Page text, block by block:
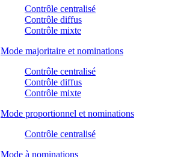
Contrôle centralisé
Contrôle diffus
Contrôle mixte
Mode majoritaire et nominations
Contrôle centralisé
Contrôle diffus
Contrôle mixte
Mode proportionnel et nominations
Contrôle centralisé
Mode à nominations